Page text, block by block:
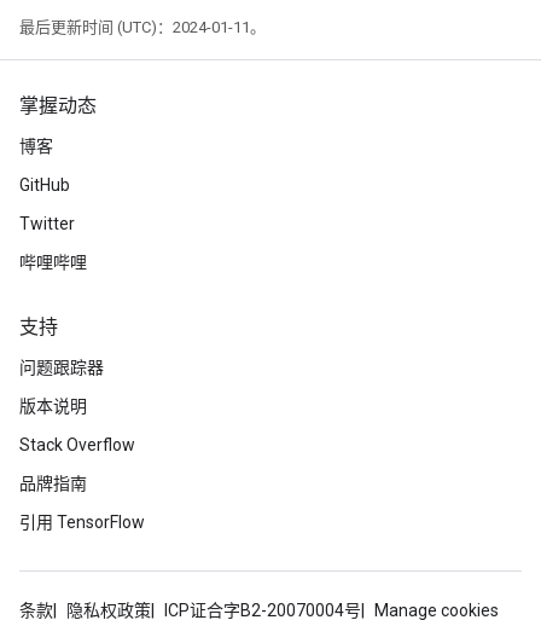
最后更新时间 (UTC)：2024-01-11。
掌握动态
博客
GitHub
Twitter
哔哩哔哩
支持
问题跟踪器
版本说明
Stack Overflow
品牌指南
引用 TensorFlow
条款 隐私权政策 ICP证合字B2-20070004号 Manage cookies